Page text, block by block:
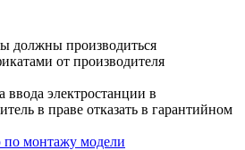
должны производиться
от производителя
ввода электростанции в
в праве отказать в гарантийном
по монтажу модели